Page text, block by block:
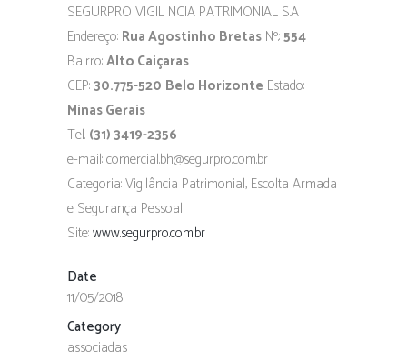
SEGURPRO VIGIL NCIA PATRIMONIAL S.A
Endereço: Rua Agostinho Bretas Nº.:554
Bairro:Alto Caiçaras
CEP:30.775-520 Belo Horizonte Estado:
Minas Gerais
Tel. (31) 3419-2356
e-mail: comercial.bh@segurpro.com.br
Categoria: Vigilância Patrimonial, Escolta Armada
e Segurança Pessoal
Site:www.segurpro.com.br
Date
11/05/2018
Category
associadas